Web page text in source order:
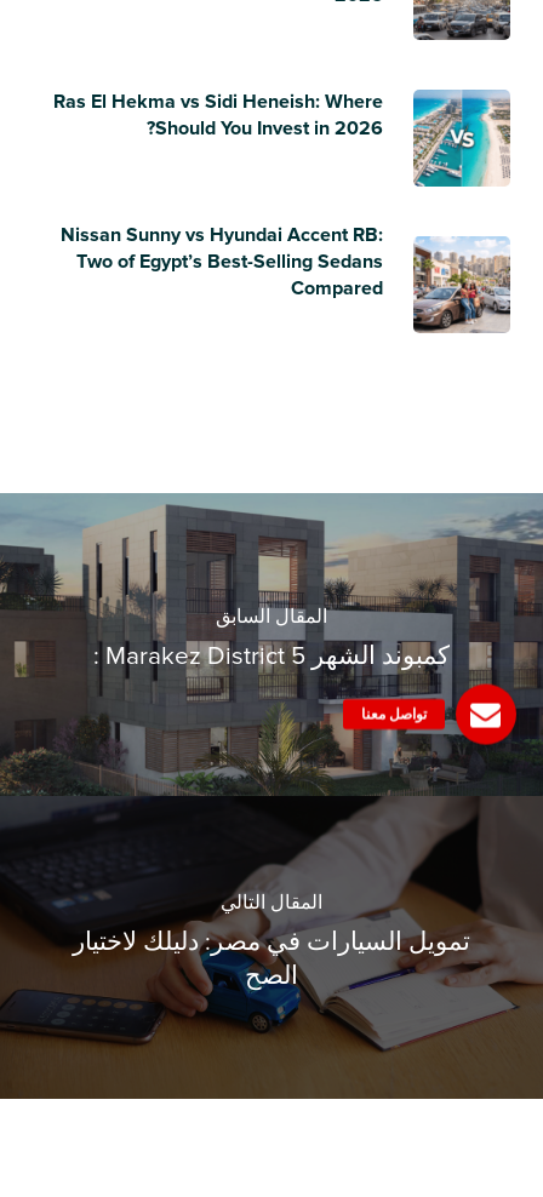
Ras El Hekma vs Sidi Heneish: Where
Should You Invest in 2026?
Nissan Sunny vs Hyundai Accent RB:
Two of Egypt’s Best-Selling Sedans
Compared
المقال السابق
كمبوند الشهر Marakez District 5 :
المقال التالي
تمويل السيارات في مصر: دليلك لاختيار
الصح